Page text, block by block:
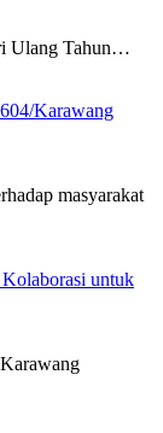
Ulang Tahun…
Karawang
masyarakat
untuk